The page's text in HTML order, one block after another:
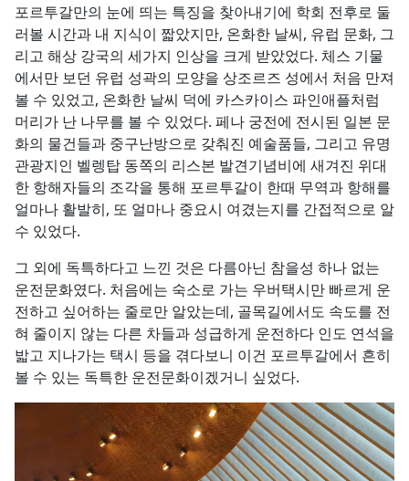
포르투갈만의 눈에 띄는 특징을 찾아내기에 학회 전후로 둘
러볼 시간과 내 지식이 짧았지만, 온화한 날씨, 유럽 문화, 그
리고 해상 강국의 세가지 인상을 크게 받았었다. 체스 기물
에서만 보던 유럽 성곽의 모양을 상조르즈 성에서 처음 만져
볼 수 있었고, 온화한 날씨 덕에 카스카이스 파인애플처럼
머리가 난 나무를 볼 수 있었다. 페나 궁전에 전시된 일본 문
화의 물건들과 중구난방으로 갖춰진 예술품들, 그리고 유명
관광지인 벨렝탑 동쪽의 리스본 발견기념비에 새겨진 위대
한 항해자들의 조각을 통해 포르투갈이 한때 무역과 항해를
얼마나 활발히, 또 얼마나 중요시 여겼는지를 간접적으로 알
수 있었다.
그 외에 독특하다고 느낀 것은 다름아닌 참을성 하나 없는
운전문화였다. 처음에는 숙소로 가는 우버택시만 빠르게 운
전하고 싶어하는 줄로만 알았는데, 골목길에서도 속도를 전
혀 줄이지 않는 다른 차들과 성급하게 운전하다 인도 연석을
밟고 지나가는 택시 등을 겪다보니 이건 포르투갈에서 흔히
볼 수 있는 독특한 운전문화이겠거니 싶었다.